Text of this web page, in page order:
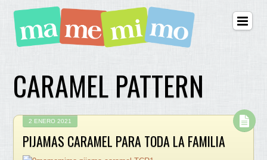
CARAMEL PATTERN
2 ENERO 2021
PIJAMAS CARAMEL PARA TODA LA FAMILIA